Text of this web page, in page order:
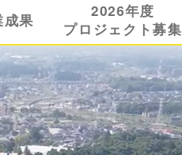
果
2026年度
プロジェクト募集